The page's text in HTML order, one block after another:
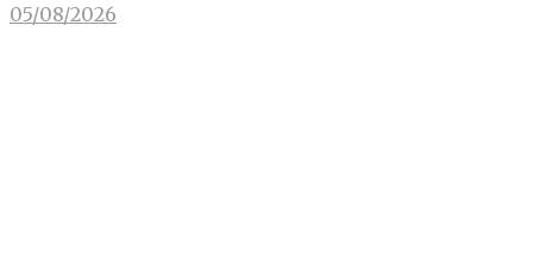
05/08/2026